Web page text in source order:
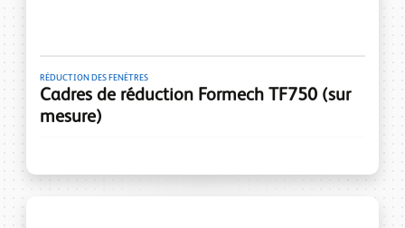
RÉDUCTION DES FENÊTRES
Cadres de réduction Formech TF750 (sur
mesure)